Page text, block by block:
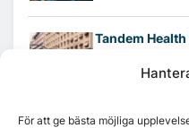
För att ge bästa möjliga
Tandem